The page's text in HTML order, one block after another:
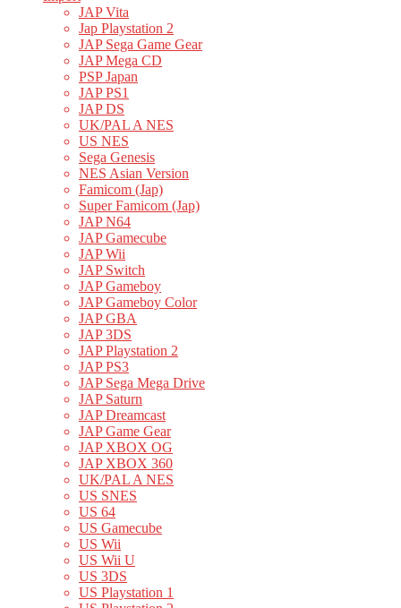
JAP Vita
Jap Playstation 2
JAP Sega Game Gear
JAP Mega CD
PSP Japan
JAP PS1
JAP DS
UK/PAL A NES
US NES
Sega Genesis
NES Asian Version
Famicom (Jap)
Super Famicom (Jap)
JAP N64
JAP Gamecube
JAP Wii
JAP Switch
JAP Gameboy
JAP Gameboy Color
JAP GBA
JAP 3DS
JAP Playstation 2
JAP PS3
JAP Sega Mega Drive
JAP Saturn
JAP Dreamcast
JAP Game Gear
JAP XBOX OG
JAP XBOX 360
UK/PAL A NES
US SNES
US 64
US Gamecube
US Wii
US Wii U
US 3DS
US Playstation 1